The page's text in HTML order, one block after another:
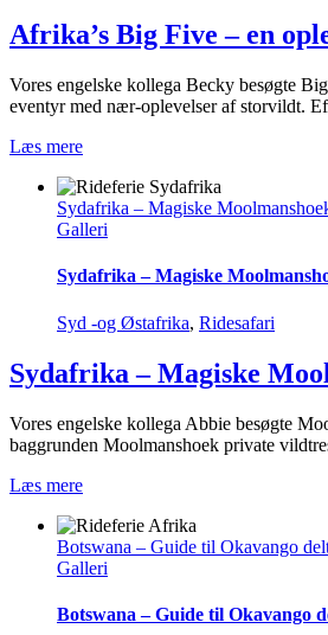
Afrika’s Big Five – en
Vores engelske kollega Becky besøgte
eventyr med nær-oplevelser af storvildt.
Læs mere
Sydafrika – Magiske
Galleri
Sydafrika – Magiske
Syd -og Østafrika, Ridesafari
Sydafrika – Magiske
Vores engelske kollega Abbie besøgte
baggrunden Moolmanshoek private
Læs mere
Botswana – Guide til Okavango
Galleri
Botswana – Guide til Okavango